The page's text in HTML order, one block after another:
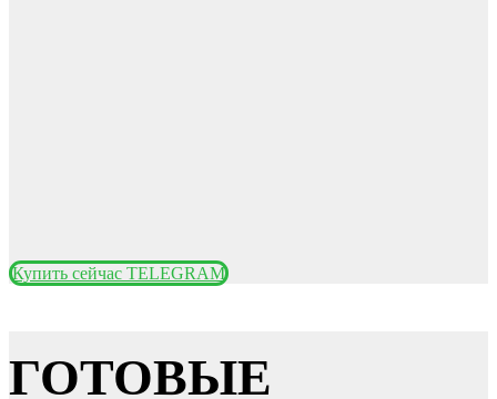
Купить сейчас TELEGRAM
ГОТОВЫЕ